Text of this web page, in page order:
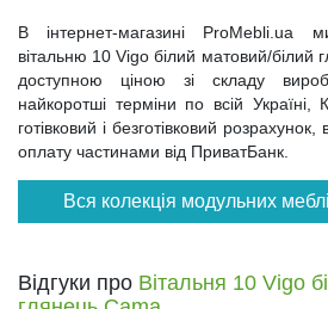
В інтернет-магазині ProMebli.ua
вітальню 10 Vigo білий матовий/білий
доступною ціною зі складу
найкоротші терміни по всій Україні,
готівковий і безготівковий
оплату частинами від ПриватБанк.
Вся колекція модульних
Відгуки про Вітальня 10 Vigo